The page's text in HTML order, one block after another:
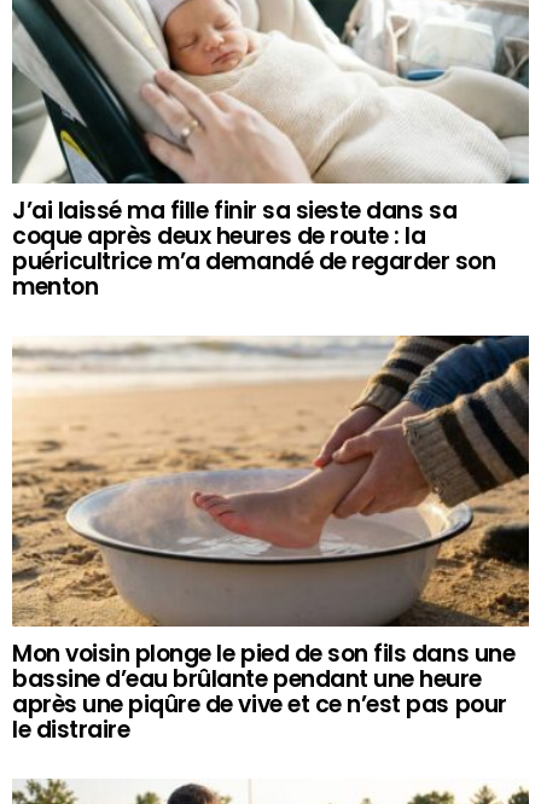
J’ai laissé ma fille finir sa sieste dans sa
coque après deux heures de route : la
puéricultrice m’a demandé de regarder son
menton
Mon voisin plonge le pied de son fils dans une
bassine d’eau brûlante pendant une heure
après une piqûre de vive et ce n’est pas pour
le distraire